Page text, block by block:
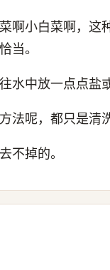
啊小白菜啊，这
当。
水中放一点点盐
法呢，都只是清
不掉的。